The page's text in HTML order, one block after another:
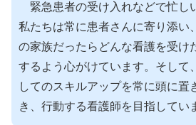
緊急患者の受け入れなどで忙し
私たちは常に患者さんに寄り添い
の家族だったらどんな看護を受け
するよう心がけています。そして
してのスキルアップを常に頭に置
き、行動する看護師を目指してい